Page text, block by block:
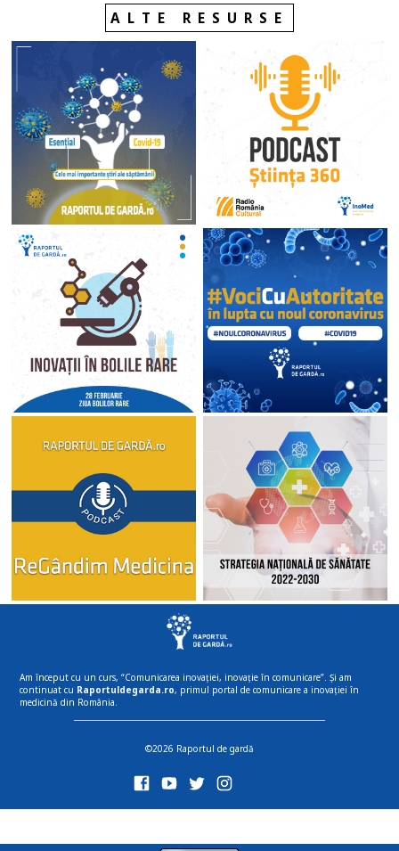
ALTE RESURSE
Am început cu un curs, “Comunicarea inovației, inovație în comunicare”. Și am
continuat cu Raportuldegarda.ro, primul portal de comunicare a inovației în
medicină din România.
©2026 Raportul de gardă